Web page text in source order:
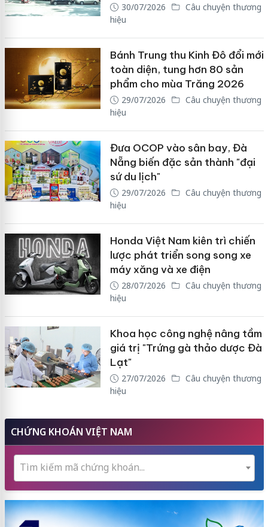
30/07/2026
Câu chuyện thương
hiệu
Bánh Trung thu Kinh Đô đổi mới
toàn diện, tung hơn 80 sản
phẩm cho mùa Trăng 2026
29/07/2026
Câu chuyện thương
hiệu
Đưa OCOP vào sân bay, Đà
Nẵng biến đặc sản thành "đại
sứ du lịch"
29/07/2026
Câu chuyện thương
hiệu
Honda Việt Nam kiên trì chiến
lược phát triển song song xe
máy xăng và xe điện
28/07/2026
Câu chuyện thương
hiệu
Khoa học công nghệ nâng tầm
giá trị "Trứng gà thảo dược Đà
Lạt"
27/07/2026
Câu chuyện thương
hiệu
CHỨNG KHOÁN VIỆT NAM
Tìm kiếm mã chứng khoán...